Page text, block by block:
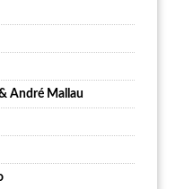
André Mallau